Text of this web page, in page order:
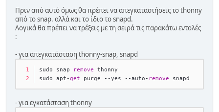
Πριν από αυτό όμως θα πρέπει να απεγκαταστήσεις το thonny
από το snap. αλλά και το ίδιο το snapd.
Λογικά θα πρέπει να τρέξεις με τη σειρά τις παρακάτω εντολές
:
- για απεγκατάσταση thonny-snap, snapd
sudo snap remove thonny
sudo apt-get purge --yes --auto- remove snapd
- για εγκατάσταση thonny